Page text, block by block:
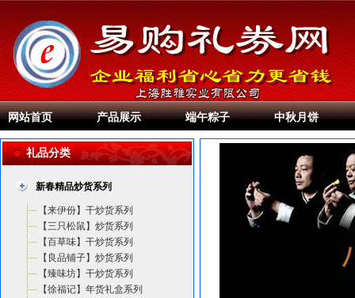
网站首页 产品展示 端午粽子 中秋月饼
礼品分类
新春精品炒货系列
【来伊份】干炒货系列
【三只松鼠】炒货系列
【百草味】干炒货系列
【良品铺子】炒货系列
【臻味坊】干炒货系列
【徐福记】年货礼盒系列